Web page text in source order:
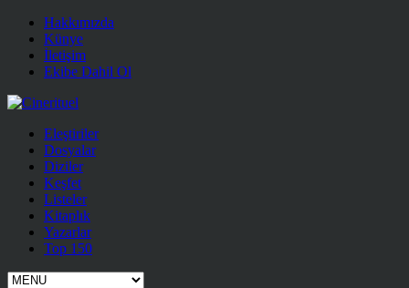
Hakkımızda
Künye
İletişim
Ekibe Dahil Ol
Eleştiriler
Dosyalar
Diziler
Keşfet
Listeler
Kitaplık
Yazarlar
Top 150